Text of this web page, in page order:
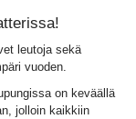
leutoja sekä
vuoden.
on keväällä
jolloin kaikkiin